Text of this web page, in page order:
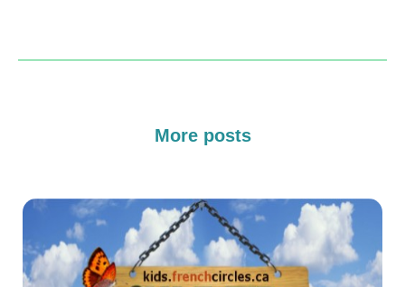
More posts